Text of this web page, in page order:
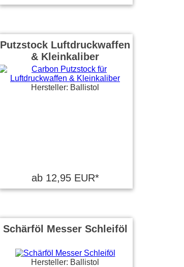
Putzstock Luftdruckwaffen
& Kleinkaliber
Hersteller: Ballistol
ab 12,95 EUR*
Schärföl Messer Schleiföl
Hersteller: Ballistol